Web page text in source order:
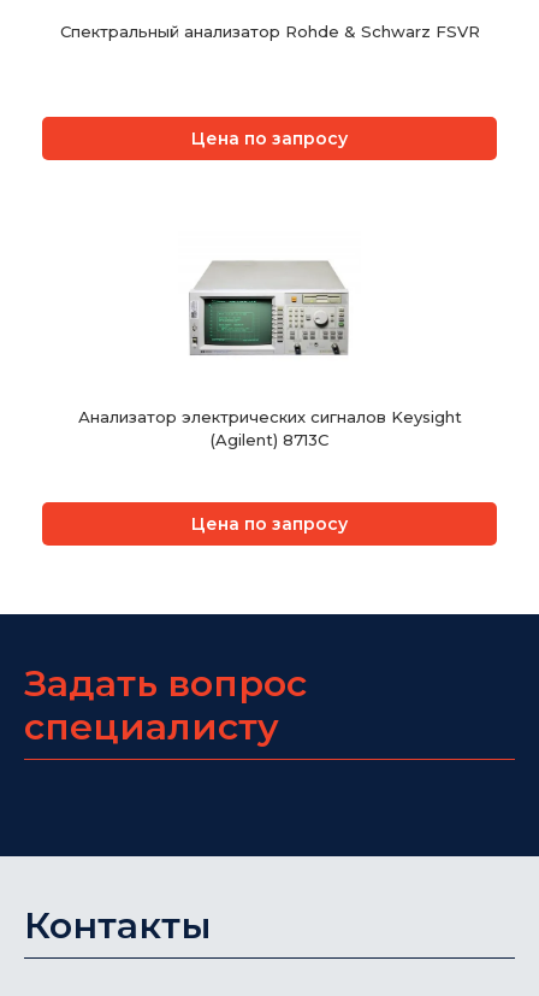
Спектральный анализатор Rohde & Schwarz FSVR
Цена по запросу
Анализатор электрических сигналов Keysight
(Agilent) 8713C
Цена по запросу
Задать вопрос
специалисту
Контакты